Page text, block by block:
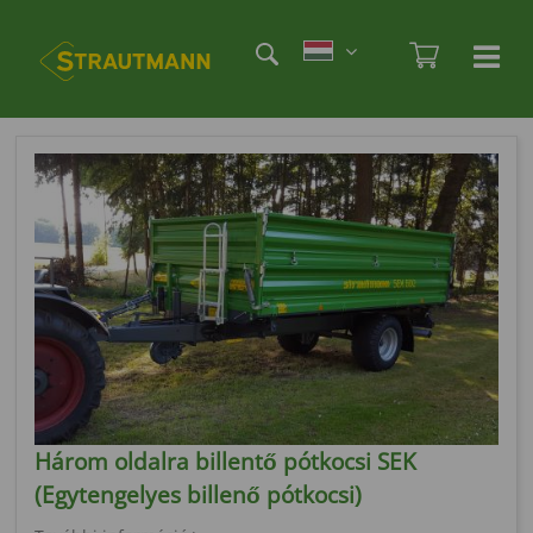
main
/
Három oldalra billentő pótkocsi SEK
(Egytengelyes billenő pótkocsi)